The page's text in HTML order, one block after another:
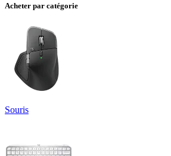
Acheter par catégorie
Souris